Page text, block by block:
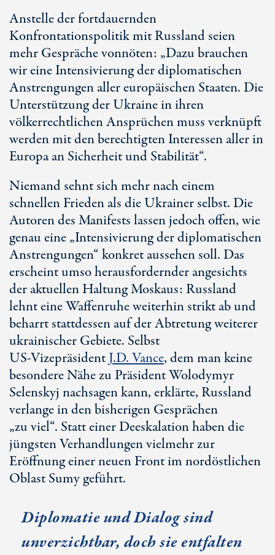
Anstelle der fortdauernden
Konfrontationspolitik mit Russland seien
mehr Gespräche vonnöten: „Dazu brauchen
wir eine Intensivierung der diplomatischen
Anstrengungen aller europäischen Staaten. Die
Unterstützung der Ukraine in ihren
völkerrechtlichen Ansprüchen muss verknüpft
werden mit den berechtigten Interessen aller in
Europa an Sicherheit und Stabilität“.
Niemand sehnt sich mehr nach einem
schnellen Frieden als die Ukrainer selbst. Die
Autoren des Manifests lassen jedoch offen, wie
genau eine „Intensivierung der diplomatischen
Anstrengungen“ konkret aussehen soll. Das
erscheint umso herausfordernder angesichts
der aktuellen Haltung Moskaus: Russland
lehnt eine Waffenruhe weiterhin strikt ab und
beharrt stattdessen auf der Abtretung weiterer
ukrainischer Gebiete. Selbst
US-VizepräsidentJ.D. Vance, dem man keine
besondere Nähe zu Präsident Wolodymyr
Selenskyj nachsagen kann, erklärte, Russland
verlange in den bisherigen Gesprächen
„zu viel“. Statt einer Deeskalation haben die
jüngsten Verhandlungen vielmehr zur
Eröffnung einer neuen Front im nordöstlichen
Oblast Sumy geführt.
Diplomatie und Dialog sind
unverzichtbar, doch sie entfalten